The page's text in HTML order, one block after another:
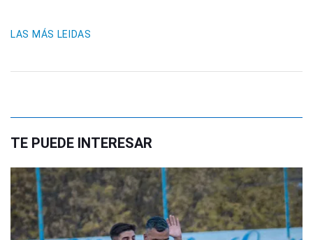
LAS MÁS LEIDAS
TE PUEDE INTERESAR